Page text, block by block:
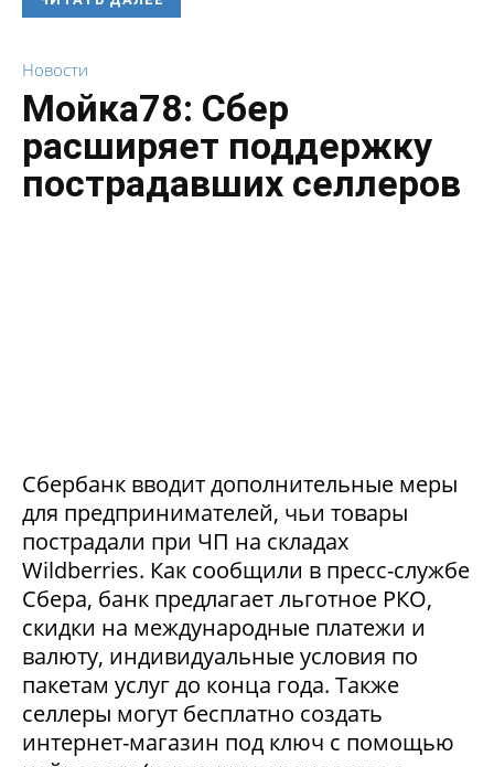
Новости
Мойка78: Сбер
расширяет поддержку
пострадавших селлеров
Сбербанк вводит дополнительные меры
для предпринимателей, чьи товары
пострадали при ЧП на складах
Wildberries. Как сообщили в пресс-службе
Сбера, банк предлагает льготное РКО,
скидки на международные платежи и
валюту, индивидуальные условия по
пакетам услуг до конца года. Также
селлеры могут бесплатно создать
интернет-магазин под ключ с помощью